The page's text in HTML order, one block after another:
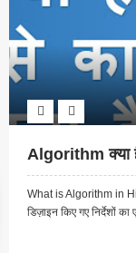
Algorithm क्या
What is Algorithm in
डिज़ाइन किए गए निर्देशों